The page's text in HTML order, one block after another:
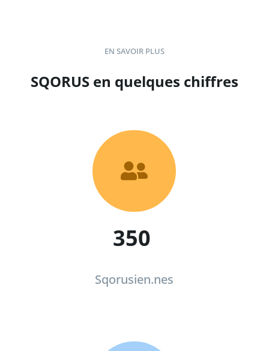
EN SAVOIR PLUS
SQORUS en quelques chiffres

350
Sqorusien.nes